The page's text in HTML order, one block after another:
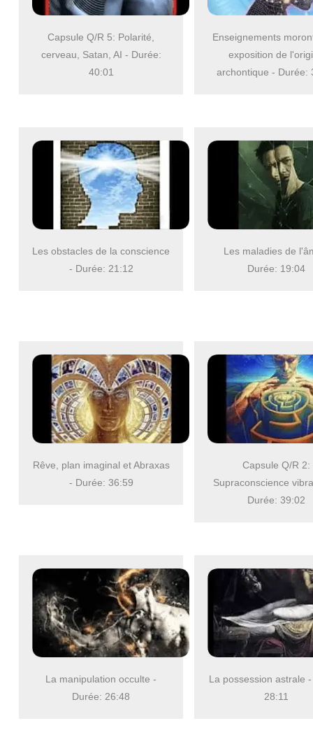
Capsule Q/R 5: Polarité,
cerveau, Satan, AI - Durée:
40:01
Enseignements
exposition de
archontique - Durée:
Les obstacles de la conscience
- Durée: 21:12
Les maladies de
Durée: 19:04
Rêve, plan imaginal et Abraxas
- Durée: 36:59
Capsule Q/R 2:
Supraconscience
Durée: 39:02
La manipulation occulte -
Durée: 26:48
La possession astrale
28:11